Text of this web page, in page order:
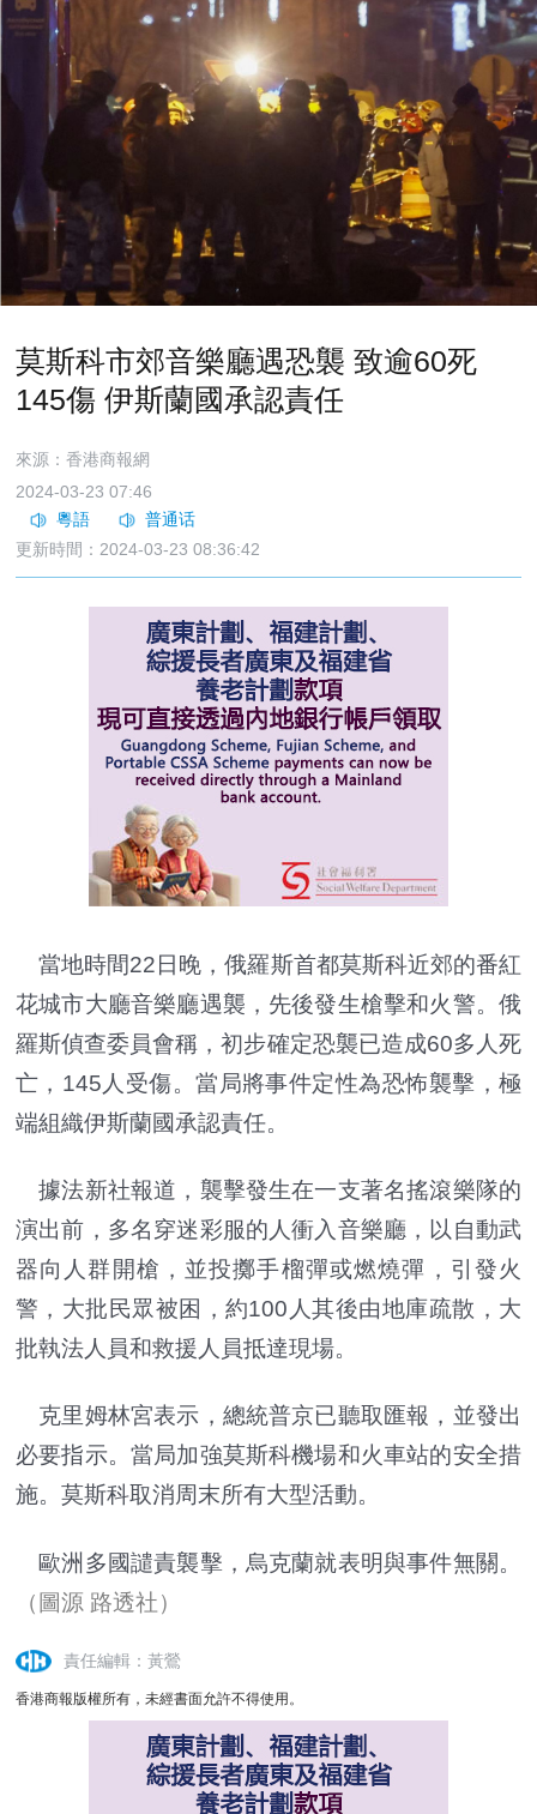
莫斯科市郊音樂廳遇恐襲 致逾60死
145傷 伊斯蘭國承認責任
來源：香港商報網
2024-03-23 07:46
更新時間：2024-03-23 08:36:42
當地時間22日晚，俄羅斯首都莫斯科近郊的番紅
花城市大廳音樂廳遇襲，先後發生槍擊和火警。俄
羅斯偵查委員會稱，初步確定恐襲已造成60多人死
亡，145人受傷。當局將事件定性為恐怖襲擊，極
端組織伊斯蘭國承認責任。
據法新社報道，襲擊發生在一支著名搖滾樂隊的
演出前，多名穿迷彩服的人衝入音樂廳，以自動武
器向人群開槍，並投擲手榴彈或燃燒彈，引發火
警，大批民眾被困，約100人其後由地庫疏散，大
批執法人員和救援人員抵達現場。
克里姆林宮表示，總統普京已聽取匯報，並發出
必要指示。當局加強莫斯科機場和火車站的安全措
施。莫斯科取消周末所有大型活動。
歐洲多國譴責襲擊，烏克蘭就表明與事件無關。
（圖源 路透社）
責任編輯：黃鶯
香港商報版權所有，未經書面允許不得使用。